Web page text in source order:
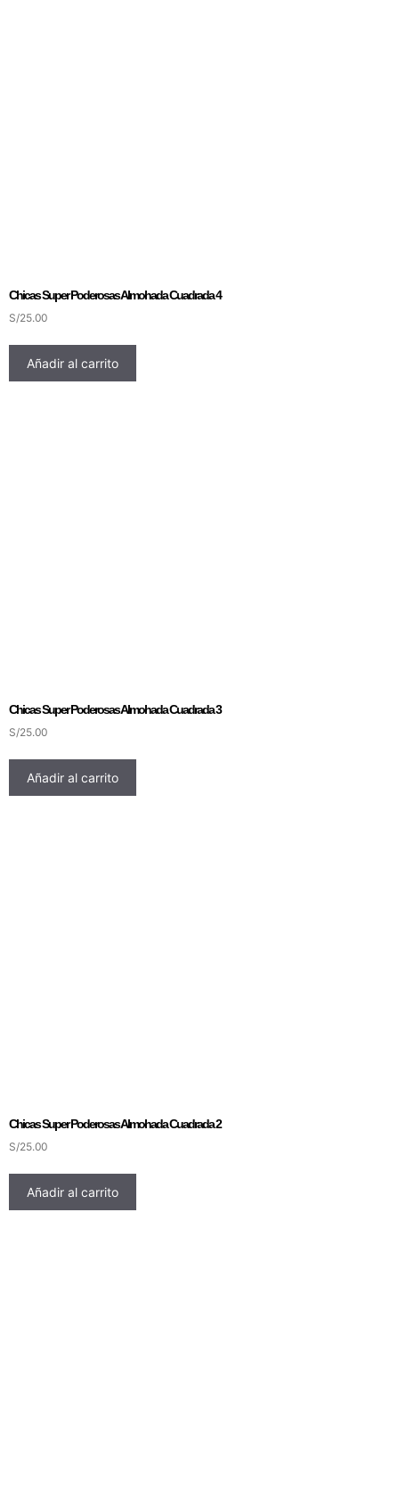
Chicas Super Poderosas Almohada Cuadrada 4
S/25.00
Añadir al carrito
Chicas Super Poderosas Almohada Cuadrada 3
S/25.00
Añadir al carrito
Chicas Super Poderosas Almohada Cuadrada 2
S/25.00
Añadir al carrito